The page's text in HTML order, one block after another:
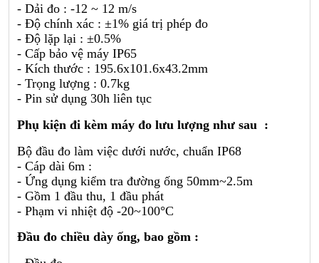
- Dải đo : -12 ~ 12 m/s
- Độ chính xác : ±1% giá trị phép đo
- Độ lặp lại : ±0.5%
- Cấp bảo vệ máy IP65
- Kích thước : 195.6x101.6x43.2mm
- Trọng lượng : 0.7kg
- Pin sử dụng 30h liên tục
Phụ kiện đi kèm máy đo lưu lượng như sau :
Bộ đầu đo làm việc dưới nước, chuẩn IP68
- Cáp dài 6m :
- Ứng dụng kiểm tra đường ống 50mm~2.5m
- Gồm 1 đầu thu, 1 đầu phát
- Phạm vi nhiệt độ -20~100°C
Đầu đo chiều dày ống, bao gồm :